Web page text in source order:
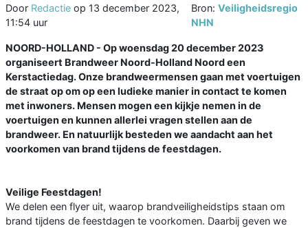
Door Redactie op 13 december 2023,
11:54 uur
Bron: Veiligheidsregio
NHN
NOORD-HOLLAND - Op woensdag 20 december 2023
organiseert Brandweer Noord-Holland Noord een
Kerstactiedag. Onze brandweermensen gaan met voertuigen
de straat op om op een ludieke manier in contact te komen
met inwoners. Mensen mogen een kijkje nemen in de
voertuigen en kunnen allerlei vragen stellen aan de
brandweer. En natuurlijk besteden we aandacht aan het
voorkomen van brand tijdens de feestdagen.
Veilige Feestdagen!
We delen een flyer uit, waarop brandveiligheidstips staan om
brand tijdens de feestdagen te voorkomen. Daarbij geven we